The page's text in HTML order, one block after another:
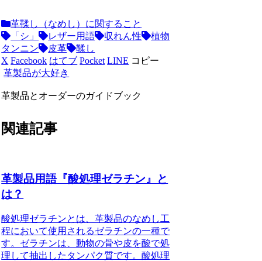
革鞣し（なめし）に関すること
「シ」
レザー用語 収れん性
植物
タンニン
皮革
鞣し
X Facebook はてブ Pocket LINE コピー
革製品が大好き
革製品とオーダーのガイドブック
関連記事
革製品用語『酸処理ゼラチン』と
は？
酸処理ゼラチンとは、革製品のなめし工
程において使用されるゼラチンの一種で
す。ゼラチンは、動物の骨や皮を酸で処
理して抽出したタンパク質です。酸処理